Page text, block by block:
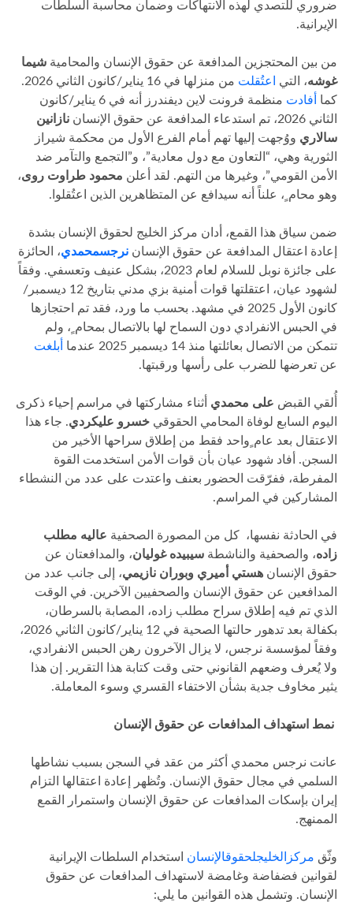
ضروري للتصدي لهذه الانتهاكات وضمان محاسبة السلطات
الإيرانية.
من بين المحتجزين المدافعة عن حقوق الإنسان والمحامية شيما
غوشه، التي اعتُقلت
من منزلها في 16 يناير/كانون الثاني 2026.
كما أفادت
منظمة فرونت لاين ديفندرز أنه في 6 يناير/كانون
الثاني 2026، تم استدعاء المدافعة عن حقوق الإنسان
نازانين
سالاري ووُجهت إليها تهم أمام الفرع الأول من محكمة شيراز
الثورية وهي، “التعاون مع دول معادية”، و”التجمع والتآمر ضد
الأمن القومي”، وغيرها من التهم. لقد أعلن محمود طراوت روی،
وهو محام ٍ، علناً أنه سيدافع عن المتظاهرين الذين اعتُقلوا.
ضمن سياق هذا القمع، أدان مركز الخليج لحقوق الإنسان بشدة
إعادة اعتقال المدافعة عن حقوق الإنسان نرجسمحمدي، الحائزة
على جائزة نوبل للسلام لعام 2023، بشكل عنيف وتعسفي. وفقاً
لشهود عيان، اعتقلتها قوات أمنية بزي مدني بتاريخ 12 ديسمبر/
كانون الأول 2025 في مشهد. بحسب ما ورد، فقد تم احتجازها
في الحبس الانفرادي دون السماح لها بالاتصال بمحام ٍ، ولم
تتمكن من الاتصال بعائلتها منذ 14 ديسمبر 2025 عندما
أبلغت
عن تعرضها للضرب على رأسها ورقبتها.
أُلقي القبض على محمدي أثناء مشاركتها في مراسم إحياء ذكرى
اليوم السابع لوفاة المحامي الحقوقي خسرو عليكردي. جاء هذا
الاعتقال بعد عام ٍواحد فقط من إطلاق سراحها الأخير من
السجن. أفاد شهود عيان بأن قوات الأمن استخدمت القوة
المفرطة، ففرّقت الحضور بعنف واعتدت على عدد من النشطاء
المشاركين في المراسم.
في الحادثة نفسها، كل من المصورة الصحفية عاليه مطلب
زاده، والصحفية والناشطة سيبيده غوليان، والمدافعتان عن
حقوق الإنسان هستي أميري وبوران نازيمي، إلى جانب عدد من
المدافعين عن حقوق الإنسان والصحفيين الآخرين. في الوقت
الذي تم فيه إطلاق سراح مطلب زاده، المصابة بالسرطان،
بكفالة بعد تدهور حالتها الصحية في 12 يناير/كانون الثاني 2026،
وفقاً لمؤسسة نرجس، لا يزال الآخرون رهن الحبس الانفرادي،
ولا يُعرف وضعهم القانوني حتى وقت كتابة هذا التقرير. إن هذا
يثير مخاوف جدية بشأن الاختفاء القسري وسوء المعاملة.
نمط استهداف المدافعات عن حقوق الإنسان
عانت نرجس محمدي أكثر من عقد في السجن بسبب نشاطها
السلمي في مجال حقوق الإنسان. وتُظهر إعادة اعتقالها التزام
إيران بإسكات المدافعات عن حقوق الإنسان واستمرار القمع
الممنهج.
وثّق مركز الخليجلحقوقالإنسان استخدام السلطات الإيرانية
لقوانين فضفاضة وغامضة لاستهداف المدافعات عن حقوق
الإنسان. وتشمل هذه القوانين ما يلي: